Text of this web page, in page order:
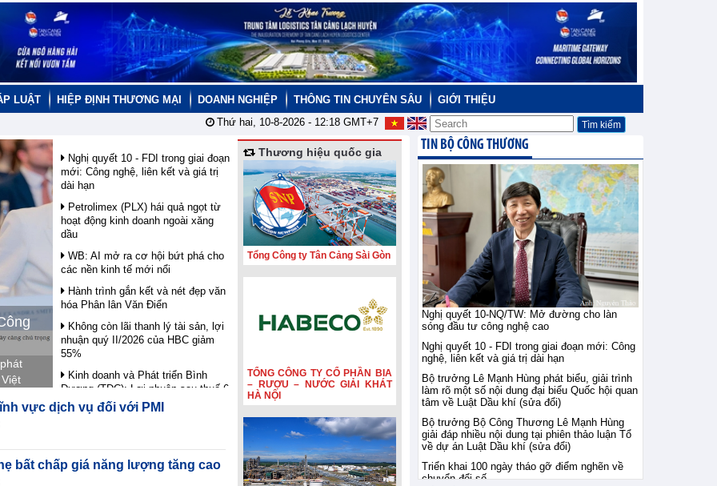
LUẬT HIỆP ĐỊNH THƯƠNG MẠI DOANH NGHIỆP THÔNG TIN CHUYÊN SÂU GIỚI THIỆU
Thứ hai, 10-8-2026 - 12:18GMT+7
tăng
Nghị quyết 10 - FDI trong giai đoạn
mới: Công nghệ, liên kết và giá trị
dài hạn
Petrolimex (PLX) hái quả ngọt từ
hoạt động kinh doanh ngoài xăng
dầu
WB: AI mở ra cơ hội bứt phá cho
các nền kinh tế mới nổi
Hành trình gắn kết và nét đẹp văn
hóa Phân lân Văn Điển
Không còn lãi thanh lý tài sản, lợi
nhuận quý II/2026 của HBC giảm
55%
Kinh doanh và Phát triển Bình
Dương (TDC): Lợi nhuận sau thuế 6
tháng giảm 82,9%, dòng tiền âm
thêm 126,9 tỷ đồng
Việt tại thị trường Israel
Coteccons (CTD) lãi 788 tỷ đồng
vực dịch vụ đối với PMI
bất chấp giá năng lượng tăng cao
Thương hiệu quốc gia
Tổng Công ty Tân Cảng Sài Gòn
TỔNG CÔNG TY CỔ PHẦN BIA
– RƯỢU – NƯỚC GIẢI KHÁT
HÀ NỘI
TIN BỘ CÔNG THƯƠNG
Nghị quyết 10-NQ/TW: Mở đường cho làn
sóng đầu tư công nghệ cao
Nghị quyết 10 - FDI trong giai đoạn mới: Công
nghệ, liên kết và giá trị dài hạn
Bộ trưởng Lê Mạnh Hùng phát biểu, giải trình
làm rõ một số nội dung đại biểu Quốc hội quan
tâm về Luật Dầu khí (sửa đổi)
Bộ trưởng Bộ Công Thương Lê Mạnh Hùng
giải đáp nhiều nội dung tại phiên thảo luận Tổ
về dự án Luật Dầu khí (sửa đổi)
Triển khai 100 ngày tháo gỡ điểm nghẽn về
chuyển đổi số